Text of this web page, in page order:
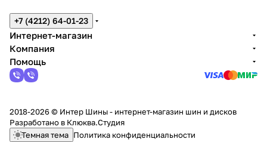
+7 (4212) 64-01-23
Интернет-магазин
Компания
Помощь
2018-2026 © Интер Шины - интернет-магазин шин и дисков
Разработано в Клюква.Студия
Темная тема Политика конфиденциальности